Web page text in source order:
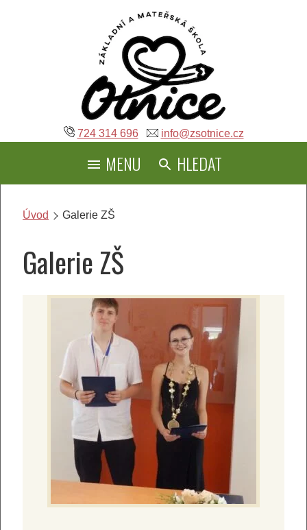
724 314 696 info@zsotnice.cz
MENU HLEDAT
Úvod Galerie ZŠ
Galerie ZŠ